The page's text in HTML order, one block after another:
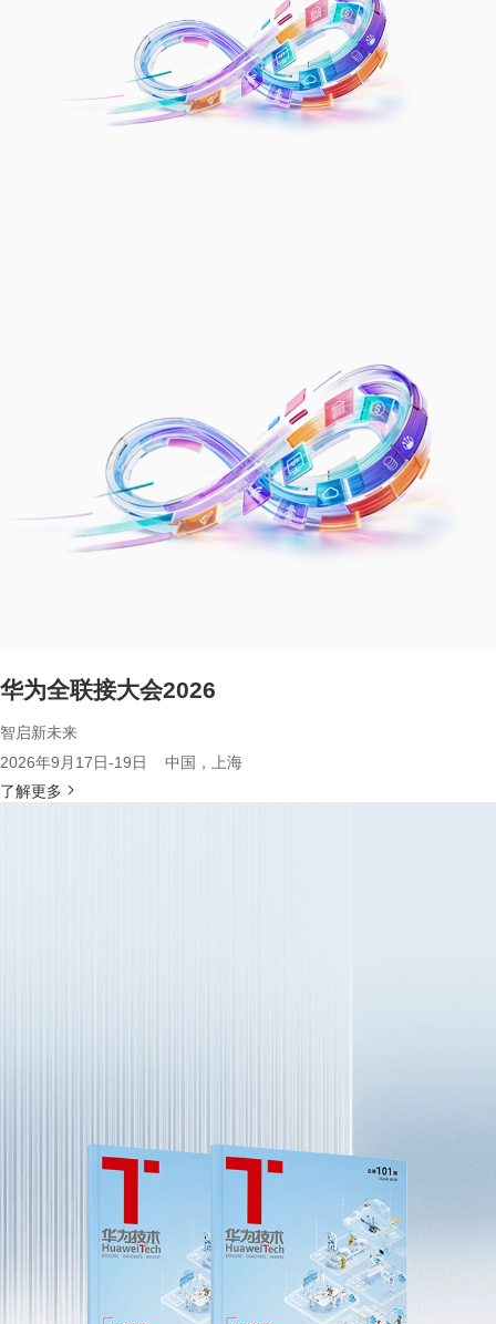
华为全联接大会2026
智启新未来
2026年9月17日-19日 中国，上海
了解更多